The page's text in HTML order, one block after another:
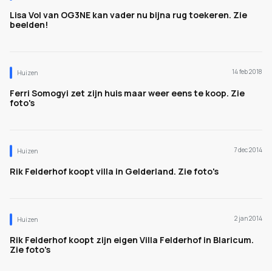
Lisa Vol van OG3NE kan vader nu bijna rug toekeren. Zie
beelden!
Huizen 14 feb 2018
Ferri Somogyi zet zijn huis maar weer eens te koop. Zie
foto's
Huizen 7 dec 2014
Rik Felderhof koopt villa in Gelderland. Zie foto's
Huizen 2 jan 2014
Rik Felderhof koopt zijn eigen Villa Felderhof in Blaricum.
Zie foto's